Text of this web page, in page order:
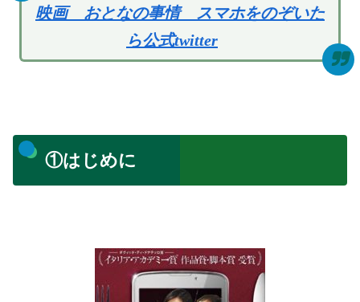
映画 おとなの事情 スマホをのぞいた
ら公式twitter
①はじめに